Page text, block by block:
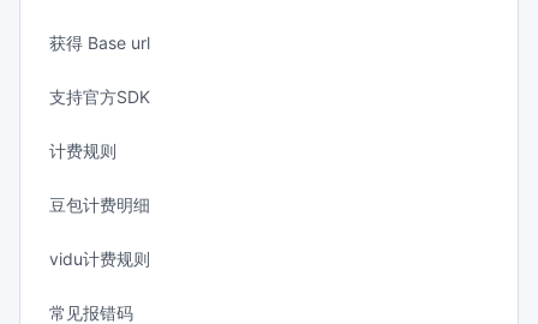
获得 Base url
支持官方SDK
计费规则
豆包计费明细
vidu计费规则
常见报错码